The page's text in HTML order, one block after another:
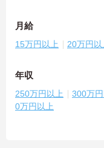
月給
15万円以上 20万円以
年収
250万円以上 300万
0万円以上